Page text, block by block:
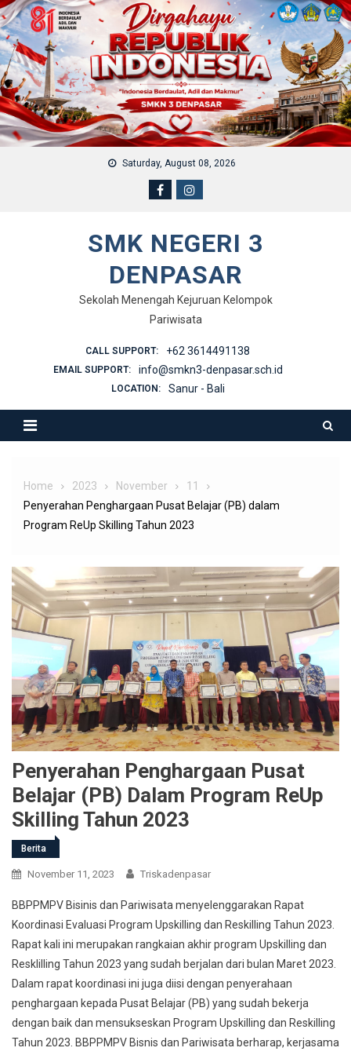
Skip to content
Saturday, August 08, 2026
SMK NEGERI 3
DENPASAR
Sekolah Menengah Kejuruan Kelompok
Pariwisata
CALL SUPPORT: +62 3614491138
EMAIL SUPPORT: info@smkn3-denpasar.sch.id
LOCATION: Sanur - Bali
Home 2023 November
11
Penyerahan Penghargaan Pusat Belajar (PB) dalam
Program ReUp Skilling Tahun 2023
Penyerahan Penghargaan Pusat
Belajar (PB) Dalam Program ReUp
Skilling Tahun 2023
Berita
November 11, 2023 Triskadenpasar
BBPPMPV Bisinis dan Pariwisata menyelenggarakan Rapat
Koordinasi Evaluasi Program Upskilling dan Reskilling Tahun 2023.
Rapat kali ini merupakan rangkaian akhir program Upskilling dan
Resklilling Tahun 2023 yang sudah berjalan dari bulan Maret 2023.
Dalam rapat koordinasi ini juga diisi dengan penyerahaan
penghargaan kepada Pusat Belajar (PB) yang sudah bekerja
dengan baik dan mensukseskan Program Upskilling dan Reskilling
Tahun 2023. BBPPMPV Bisnis dan Pariwisata berharap, kerjasama